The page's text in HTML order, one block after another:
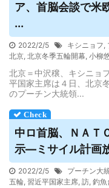
ア、首脳会談で米
...
2022/2/5 キシニョフ,
北京, 北京冬季五輪開幕, 小柳
北京＝中沢穣、キシニョ
平国家主席は４日、北京
のプーチン大統領...
中ロ首脳、ＮＡＴ
示―ミサイル計画
2022/2/5 プーチン大
五輪, 習近平国家主席, 訪, 釣魚